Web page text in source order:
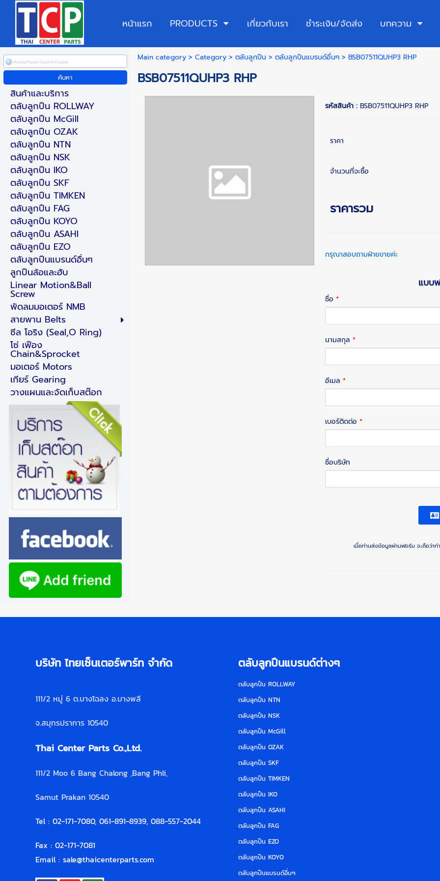
หน้าแรก PRODUCTS เกี่ยวกับเรา ชำระเงิน/จัดส่ง บทความ
สินค้าและบริการ
ตลับลูกปืน ROLLWAY
ตลับลูกปืน McGill
ตลับลูกปืน OZAK
ตลับลูกปืน NTN
ตลับลูกปืน NSK
ตลับลูกปืน IKO
ตลับลูกปืน SKF
ตลับลูกปืน TIMKEN
ตลับลูกปืน FAG
ตลับลูกปืน KOYO
ตลับลูกปืน ASAHI
ตลับลูกปืน EZO
ตลับลูกปืนแบรนด์อื่นๆ
ลูกปืนล้อและฮับ
Linear Motion&Ball
Screw
พัดลมมอเตอร์ NMB
สายพาน Belts
ซีล โอริง (Seal,O Ring)
โซ่ เฟือง
Chain&Sprocket
มอเตอร์ Motors
เกียร์ Gearing
วางแผนและจัดเก็บสต๊อก
Main category> Category> ตลับลูกปืน > ตลับลูกปืนแบรนด์อื่นๆ> BSB07511QUHP3 RHP
BSB07511QUHP3 RHP
รหัสสินค้า : BSB07511QUHP3 RHP
ราคา
จำนวนที่จะซื้อ
ราคารวม
กรุณาสอบถามฝ่ายขายค่ะ
แบบ
ชื่อ *
นามสกุล *
อีเมล *
เบอร์ติดต่อ *
ชื่อบริษัท
เมื่อท่านส่งข้อมูลผ่านฟอร์ม จะถือว่าท่
บริษัท ไทยเซ็นเตอร์พาร์ท จำกัด
111/2 หมู่ 6 ต.บางโฉลง อ.บางพลี
จ.สมุทรปราการ 10540
Thai Center Parts Co.,Ltd.
111/2 Moo 6 Bang Chalong ,Bang Phli,
Samut Prakan 10540
Tel : 02-171-7080, 061-891-8939, 088-557-2044
Fax : 02-171-7081
Email : sale@thaicenterparts.com
ตลับลูกปืนแบรนด์ต่างๆ
ตลับลูกปืน ROLLWAY
ตลับลูกปืน NTN
ตลับลูกปืน NSK
ตลับลูกปืน McGill
ตลับลูกปืน OZAK
ตลับลูกปืน SKF
ตลับลูกปืน TIMKEN
ตลับลูกปืน IKO
ตลับลูกปืน ASAHI
ตลับลูกปืน FAG
ตลับลูกปืน EZO
ตลับลูกปืน KOYO
ตลับลูกปืนแบรนด์อื่นๆ